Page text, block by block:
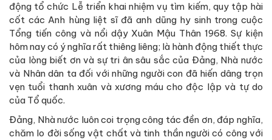
động tổ chức Lễ triển khai nhiệm vụ tìm kiếm, quy tập hài
cốt các Anh hùng liệt sĩ đã anh dũng hy sinh trong cuộc
Tổng tiến công và nổi dậy Xuân Mậu Thân 1968. Sự kiện
hôm nay có ý nghĩa rất thiêng liêng; là hành động thiết thực
của lòng biết ơn và sự tri ân sâu sắc của Đảng, Nhà nước
và Nhân dân ta đối với những người con đã hiến dâng trọn
vẹn tuổi thanh xuân và xương máu cho độc lập và tự do
của Tổ quốc.
Đảng, Nhà nước luôn coi trọng công tác đền ơn, đáp nghĩa,
chăm lo đời sống vật chất và tinh thần người có công với